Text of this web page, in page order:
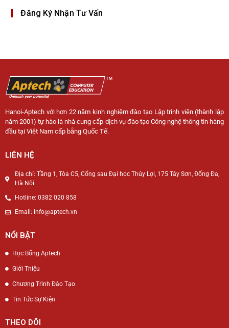
Đăng Ký Nhận Tư Vấn
Hanoi-Aptech với hơn 22 năm kinh nghiệm đào tạo Lập trình viên (thành lập
năm 2001) tự hào là nhà cung cấp dịch vụ đào tạo Công nghệ thông tin hàng
đầu tại Việt Nam cấp bằng Quốc Tế.
LIÊN HỆ
Địa chỉ: Tầng 1, Tòa C5, Cổng sau Đại học Thủy Lợi, 175 Tây Sơn, Đống Đa,
Hà Nội
Hotline: 0382 020 858
Email: info@aptech.vn
NỔI BẬT
Học Bổng Aptech
Giới Thiệu
Chương Trình Đào Tạo
Tin Tức Sự Kiện
THEO DÕI